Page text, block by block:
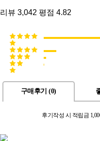
리뷰 3,042 평점 4.82
구매후기 (0)
후기작성 시 적립금